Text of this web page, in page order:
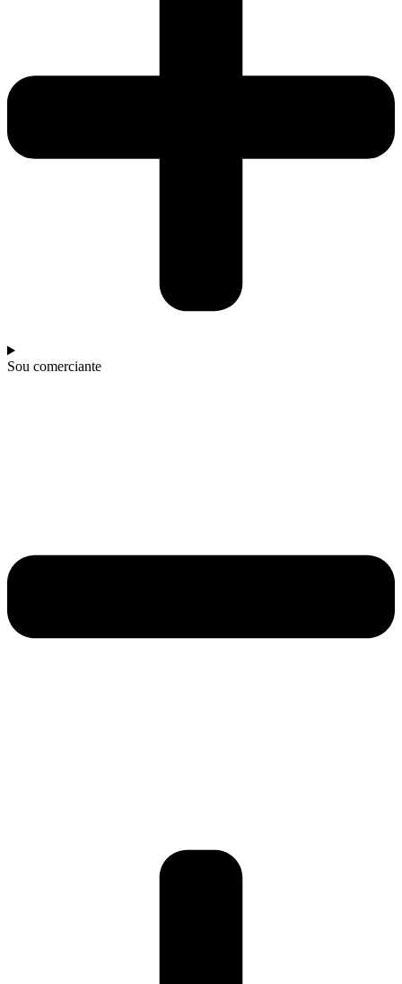
Sou comerciante